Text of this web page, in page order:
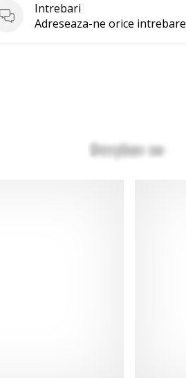
Intrebari
Intrebari
Adreseaza-ne orice intrebare